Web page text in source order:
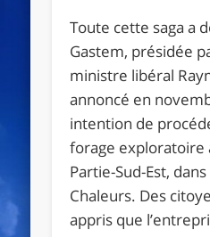
Toute cette saga a
Gastem, présidée
ministre libéral
annoncé en
intention de
forage exploratoire
Partie-Sud-Est,
Chaleurs. Des
appris que